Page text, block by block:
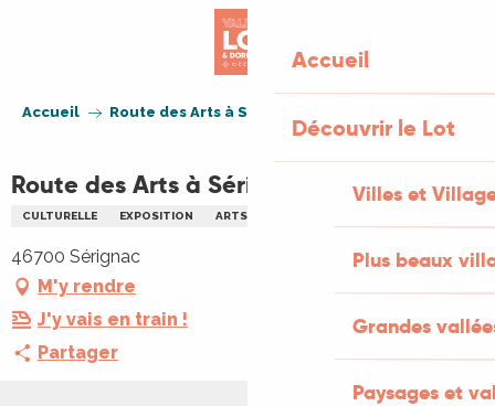
Accueil
Découvrir le Lot
Villes et
Plus beaux
Grandes
Paysages et
Accueil Route des Arts à Sérignac
Route des Arts à Sérignac
CULTURELLE EXPOSITION ARTS
46700 Sérignac
M'y rendre
J'y vais en train !
Partager